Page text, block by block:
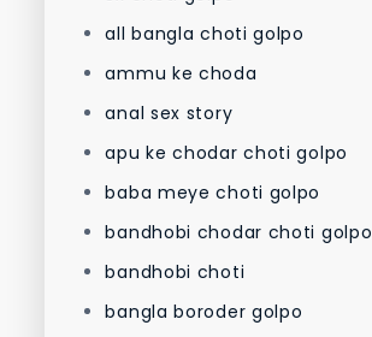
all bangla choti golpo
ammu ke choda
anal sex story
apu ke chodar choti golpo
baba meye choti golpo
bandhobi chodar choti golpo
bandhobi choti
bangla boroder golpo